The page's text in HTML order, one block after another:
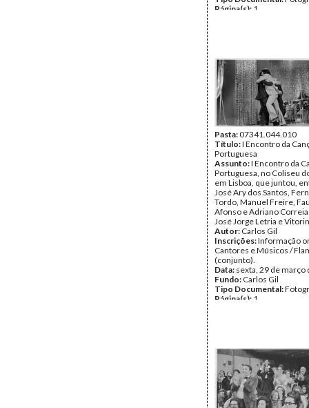
Página(s): 1
Pasta:07341.044.010
Título:I Encontro da
Portuguesa
Assunto:I Encontro da
Portuguesa, no Coliseu
em Lisboa, que juntou,
José Ary dos Santos,
Tordo, Manuel Freire,
Afonso e Adriano
José Jorge Letria e
Autor: Carlos Gil
Inscrições:Informação
Cantores e Músicos /
(conjunto).
Data: sexta, 29 de março
Fundo: Carlos Gil
Tipo Documental:
Página(s): 1